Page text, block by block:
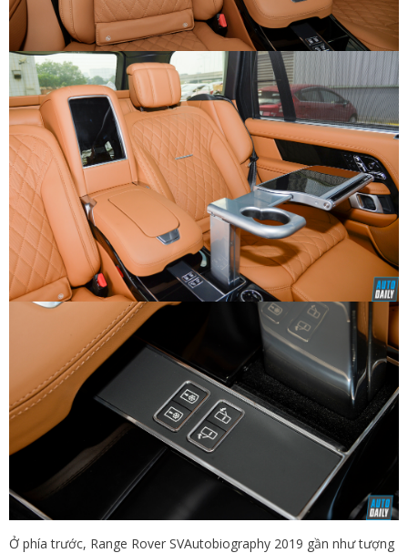
Ở phía trước, Range Rover SVAutobiography 2019 gần như tượng